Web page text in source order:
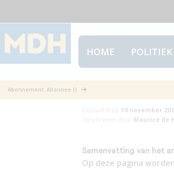
HOME POLITIEK
Abonnement: Abonnee () Covid
18 november
Maurice de
Samenvatting van het
Op deze pagina